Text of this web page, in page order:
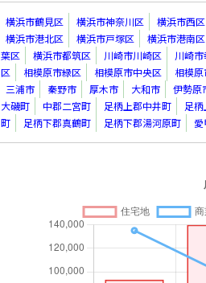
横浜市鶴見区 横浜市神奈川区
横浜市西区
横浜市港北区
横浜市戸塚区
横浜市港南区
葉区
横浜市都筑区 川崎市川崎区
川崎
区
相模原市緑区 相模原市中央区
相模
三浦市
秦野市 厚木市 大和市
伊勢原
大磯町
中郡二宮町 足柄上郡中井町
足
町
足柄下郡真鶴町 足柄下郡湯河原町